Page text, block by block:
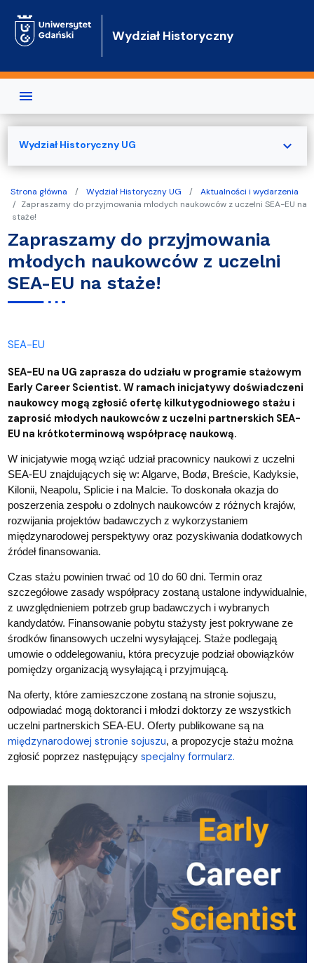
Wydział Historyczny
Strona główna Wydział Historyczny UG
Aktualności i wydarzenia
Zapraszamy do przyjmowania młodych naukowców z uczelni SEA-EU na
staże!
Zapraszamy do przyjmowania
młodych naukowców z uczelni
SEA-EU na staże!
SEA-EU
SEA-EU na UG zaprasza do udziału w programie stażowym
Early Career Scientist. W ramach inicjatywy doświadczeni
naukowcy mogą zgłosić ofertę kilkutygodniowego stażu i
zaprosić młodych naukowców z uczelni partnerskich SEA-
EU na krótkoterminową współpracę naukową.
W inicjatywie mogą wziąć udział pracownicy naukowi z uczelni
SEA-EU znajdujących się w: Algarve, Bodø, Breście, Kadyksie,
Kilonii, Neapolu, Splicie i na Malcie. To doskonała okazja do
poszerzenia zespołu o zdolnych naukowców z różnych krajów,
rozwijania projektów badawczych z wykorzystaniem
międzynarodowej perspektywy oraz pozyskiwania dodatkowych
źródeł finansowania.
Czas stażu powinien trwać od 10 do 60 dni. Termin oraz
szczegółowe zasady współpracy zostaną ustalone indywidualnie,
z uwzględnieniem potrzeb grup badawczych i wybranych
kandydatów. Finansowanie pobytu stażysty jest pokrywane ze
środków finansowych uczelni wysyłającej. Staże podlegają
umowie o oddelegowaniu, która precyzuje podział obowiązków
pomiędzy organizacją wysyłającą i przyjmującą.
Na oferty, które zamieszczone zostaną na stronie sojuszu,
odpowiadać mogą doktoranci i młodzi doktorzy ze wszystkich
uczelni partnerskich SEA-EU. Oferty publikowane są na
międzynarodowej stronie sojuszu, a propozycje stażu można
zgłosić poprzez następującyspecjalny formularz.
Wydział Historyczny UG expand_more